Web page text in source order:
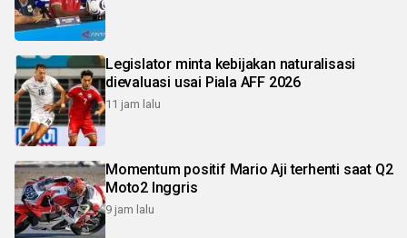
Legislator minta kebijakan naturalisasi
dievaluasi usai Piala AFF 2026
11 jam lalu
Momentum positif Mario Aji terhenti saat Q2
Moto2 Inggris
9 jam lalu